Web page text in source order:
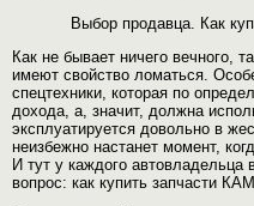
Выбор продавца. Как
Как не бывает ничего вечного,
имеют свойство ломаться.
спецтехники, которая по
дохода, а, значит, должна
эксплуатируется довольно в
неизбежно настанет момент,
И тут у каждого автовладельца
вопрос: как купить запчасти